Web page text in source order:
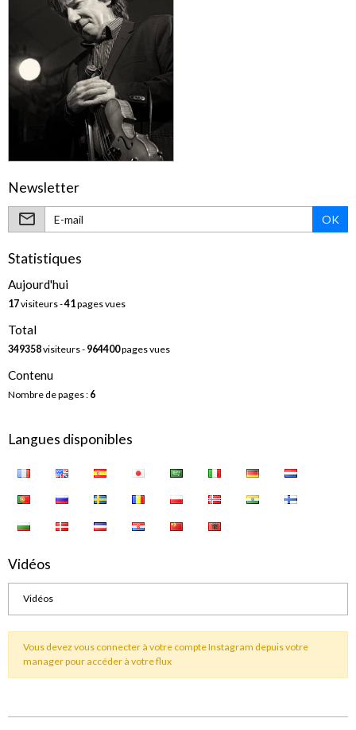
Newsletter
OK
Statistiques
Aujourd'hui
17visiteurs -41pages vues
Total
349358visiteurs - 964400pages vues
Contenu
Nombre de pages : 6
Langues disponibles
Vidéos
Vidéos
Vous devez vous connecter à votre compte Instagram depuis votre
manager pour accéder à votre flux